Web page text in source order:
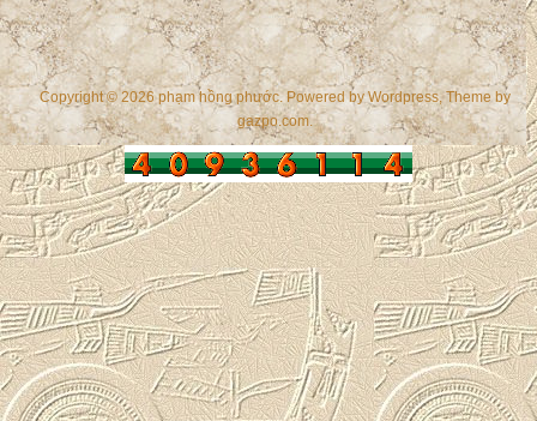
Copyright © 2026 phạm hồng phước. Powered byWordpress , Theme by
gazpo.com.